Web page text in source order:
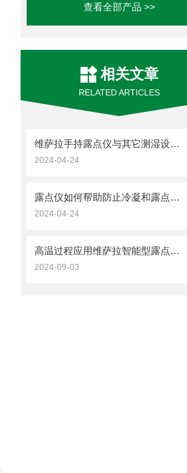
查看全部产品 >>
相关文章
RELATED ARTICLES
维萨拉手持露点仪与其它测湿设备的比较
2024-04-24
露点仪如何帮助防止冷凝和露点问题？
2024-04-24
高温过程应用维萨拉智能型露点和温度探头 DMP5
2024-09-03